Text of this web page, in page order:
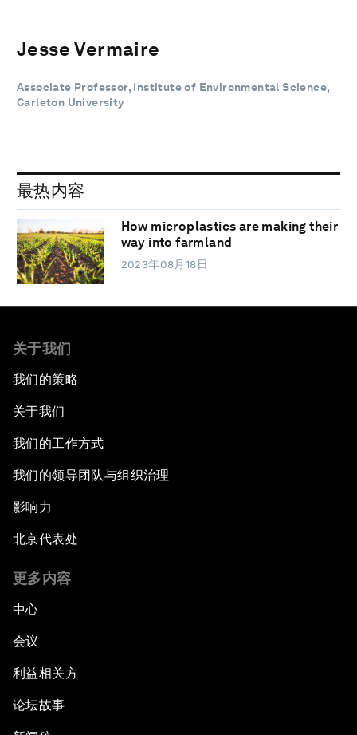
Jesse Vermaire
Associate Professor, Institute of Environmental Science,
Carleton University
最热内容
How microplastics are making their
way into farmland
2023年08月18日
关于我们
我们的策略
关于我们
我们的工作方式
我们的领导团队与组织治理
影响力
北京代表处
更多内容
中心
会议
利益相关方
论坛故事